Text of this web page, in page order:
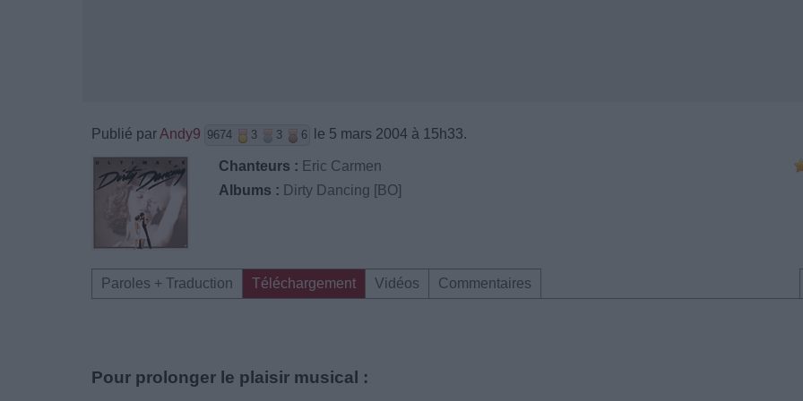
Publié parAndy9 9674 3 3 6 le 5 mars 2004 à 15h33.
Chanteurs : Eric Carmen
Albums : Dirty Dancing [BO]
Paroles + Traduction Téléchargement Vidéos Commentaires
Pour prolonger le plaisir musical :